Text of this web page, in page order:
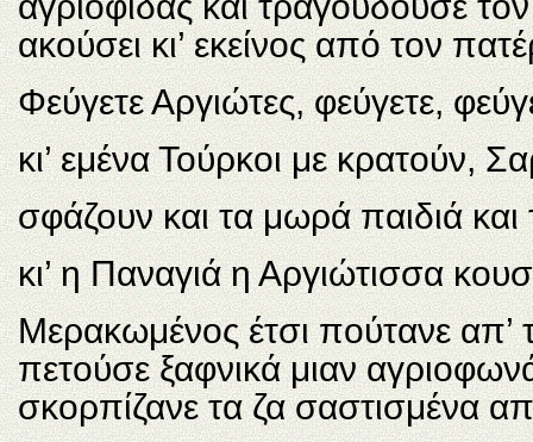
ακούσει κι’ εκείνος από τον
Φεύγετε Αργιώτες, φεύγετε,
κι’ εμένα Τούρκοι με κρατούν,
σφάζουν και τα μωρά παιδιά και
κι’ η Παναγιά η Αργιώτισσα
Μερακωμένος έτσι πούτανε απ’
πετούσε ξαφνικά μιαν
σκορπίζανε τα ζα σαστισμένα